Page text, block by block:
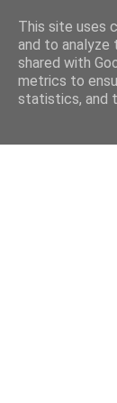
This site uses
and to analyze
shared with
metrics to
statistics, and